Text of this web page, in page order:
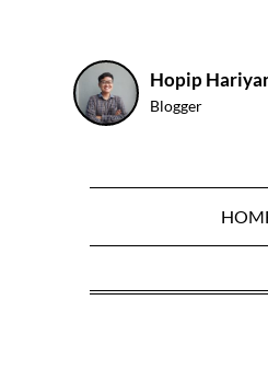
Hopip
Blogger